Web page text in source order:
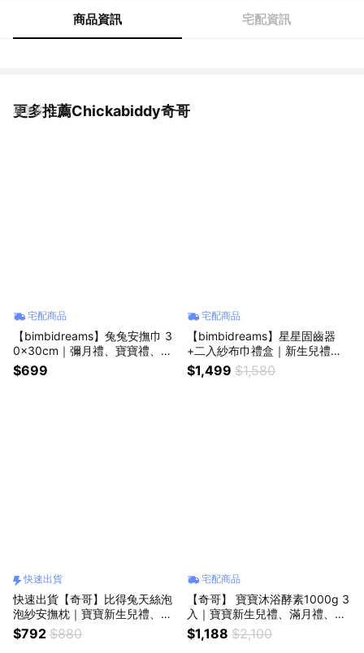
商品資訊 宅配資訊
更多推薦Chickabiddy奇哥
看更多
宅配商品
【bimbidreams】兔兔安撫巾 3
0x30cm｜彌月禮、寶寶禮、滿
月禮、寶寶玩具、安撫玩具
$699
宅配商品
【bimbidreams】星星固齒器
+二入紗布巾禮盒｜新生兒禮、
滿月禮、彌月禮、嬰兒禮盒
$1,499 $1,580
快速出貨
快速出貨【奇哥】比得兔天絲泡
泡紗安撫枕｜寶寶新生兒禮、滿
月禮、彌月禮、嬰兒禮盒、嬰兒
禮
$792 $880
宅配商品
【奇哥】 寶寶沐浴酵素1000g 3
入｜寶寶新生兒禮、滿月禮、彌
月禮
$1,188 $2,100